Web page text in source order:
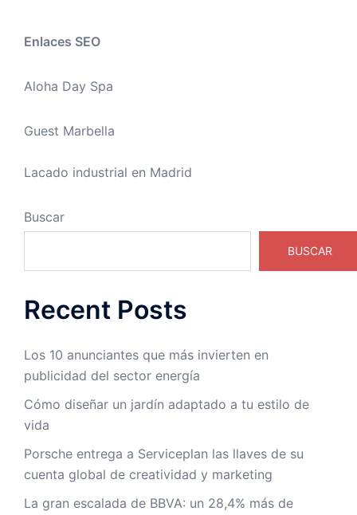
Enlaces SEO
Aloha Day Spa
Guest Marbella
Lacado industrial en Madrid
Buscar
BUSCAR
Recent Posts
Los 10 anunciantes que más invierten en
publicidad del sector energía
Cómo diseñar un jardín adaptado a tu estilo de
vida
Porsche entrega a Serviceplan las llaves de su
cuenta global de creatividad y marketing
La gran escalada de BBVA: un 28,4% más de